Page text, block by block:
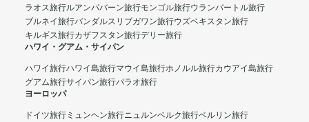
ラオス旅行ルアンパバーン旅行モンゴル旅行ウランバートル旅行
ブルネイ旅行バンダルスリブガワン旅行ウズベキスタン旅行
キルギス旅行カザフスタン旅行デリー旅行
ハワイ・グアム・サイパン
ハワイ旅行ハワイ島旅行マウイ島旅行ホノルル旅行カウアイ島旅行
グアム旅行サイパン旅行パラオ旅行
ヨーロッパ
ドイツ旅行 ミュンヘン旅行ニュルンベルク旅行ベルリン旅行